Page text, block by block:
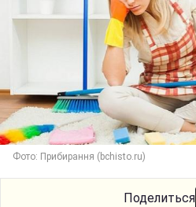
Фото: Прибирання (bchisto.ru)
Поделиться